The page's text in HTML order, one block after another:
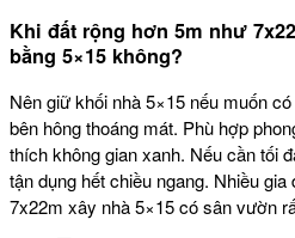
Khi đất rộng hơn 5m như
bằng 5×15 không?
Nên giữ khối nhà 5×15 nếu muốn
bên hông thoáng mát. Phù hợp
thích không gian xanh. Nếu cần tối
tận dụng hết chiều ngang. Nhiều
7x22m xây nhà 5×15 có sân vườn